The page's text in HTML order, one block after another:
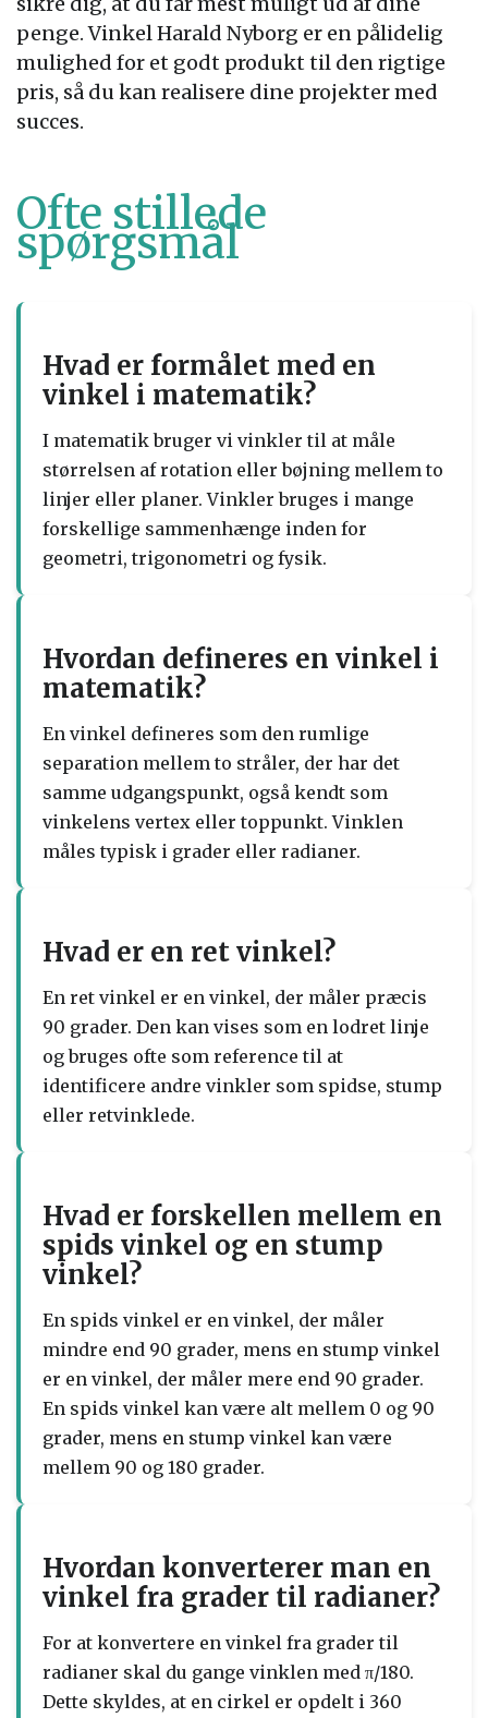
penge. Vinkel Harald Nyborg er en pålidelig
mulighed for et godt produkt til den rigtige
pris, så du kan realisere dine projekter med
succes.
Ofte stillede
spørgsmål
Hvad er formålet med en
vinkel i matematik?
I matematik bruger vi vinkler til at måle
størrelsen af rotation eller bøjning mellem to
linjer eller planer. Vinkler bruges i mange
forskellige sammenhænge inden for
geometri, trigonometri og fysik.
Hvordan defineres en vinkel i
matematik?
En vinkel defineres som den rumlige
separation mellem to stråler, der har det
samme udgangspunkt, også kendt som
vinkelens vertex eller toppunkt. Vinklen
måles typisk i grader eller radianer.
Hvad er en ret vinkel?
En ret vinkel er en vinkel, der måler præcis
90 grader. Den kan vises som en lodret linje
og bruges ofte som reference til at
identificere andre vinkler som spidse, stump
eller retvinklede.
Hvad er forskellen mellem en
spids vinkel og en stump
vinkel?
En spids vinkel er en vinkel, der måler
mindre end 90 grader, mens en stump vinkel
er en vinkel, der måler mere end 90 grader.
En spids vinkel kan være alt mellem 0 og 90
grader, mens en stump vinkel kan være
mellem 90 og 180 grader.
Hvordan konverterer man en
vinkel fra grader til radianer?
For at konvertere en vinkel fra grader til
radianer skal du gange vinklen med π/180.
Dette skyldes, at en cirkel er opdelt i 360